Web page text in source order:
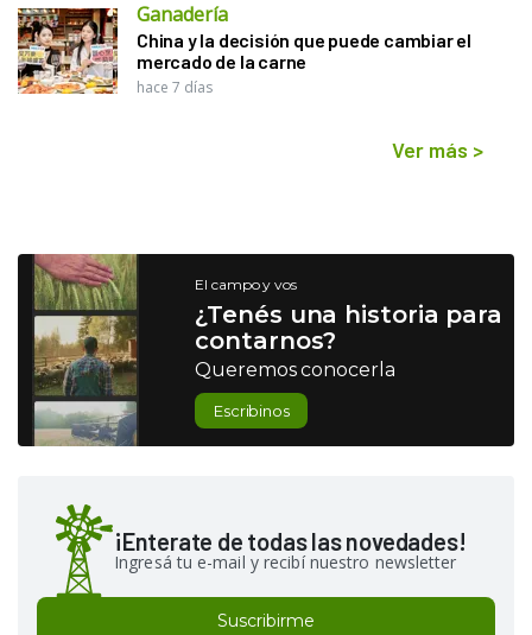
Ganadería
China y la decisión que puede cambiar el
mercado de la carne
hace 7 días
Ver más >
El campo y vos
¿Tenés una historia para
contarnos?
Queremos conocerla
Escribinos
¡Enterate de todas las novedades!
Ingresá tu e-mail y recibí nuestro newsletter
Suscribirme